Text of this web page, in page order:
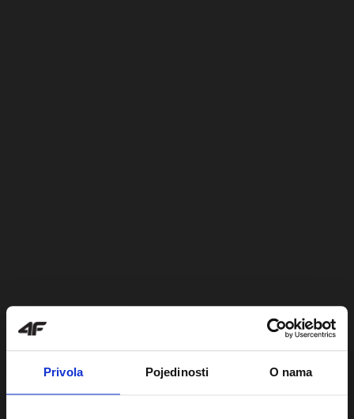
Privola Pojedinosti O nama